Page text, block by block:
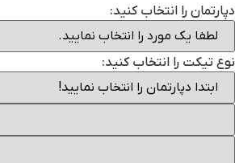
دپارتمان را انتخاب کنید:
نوع تیکت را انتخاب کنید: